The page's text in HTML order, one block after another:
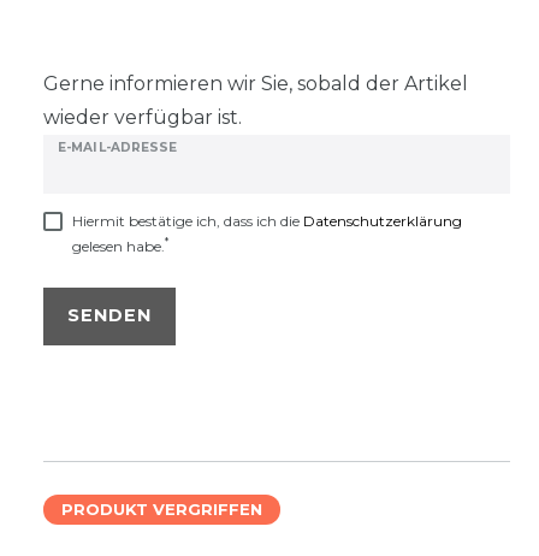
Gerne informieren wir Sie, sobald der Artikel
wieder verfügbar ist.
E-MAIL-ADRESSE
Hiermit bestätige ich, dass ich die Daten­schutz­erklärung
gelesen habe. *
SENDEN
PRODUKT VERGRIFFEN